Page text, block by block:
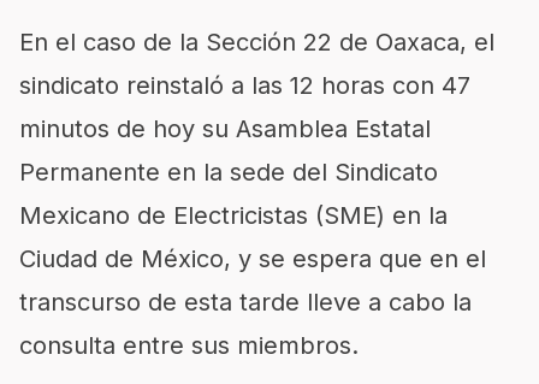
En el caso de la Sección 22 de Oaxaca, el
sindicato reinstaló a las 12 horas con 47
minutos de hoy su Asamblea Estatal
Permanente en la sede del Sindicato
Mexicano de Electricistas (SME) en la
Ciudad de México, y se espera que en el
transcurso de esta tarde lleve a cabo la
consulta entre sus miembros.